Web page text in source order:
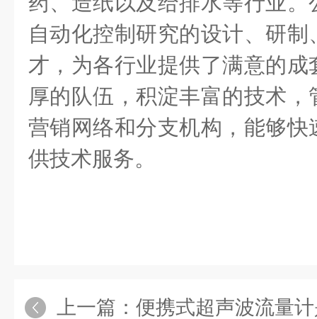
自动化控制研究的设计、研
才，为各行业提供了满意的
厚的队伍，积淀丰富的技术
营销网络和分支机构，能够
供技术服务。
上一篇： 便携式超声波流量